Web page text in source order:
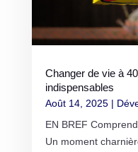
Changer de vie à
indispensables
Août 14, 2025|
EN BREF
Un moment